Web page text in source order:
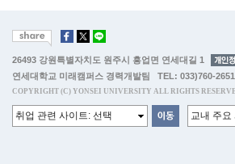
26493 강원특별자치도 원주시 흥업면 연세대길 1
연세대학교 미래캠퍼스 경력개발팀 TEL: 033)760-
COPYRIGHT (C) YONSEI UNIVERSITY ALL RIGHTS